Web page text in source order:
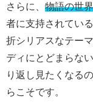
さらに、 物語の世
者に支持されてい
折シリアスなテー
ディにとどまらな
り返し見たくなる
らこそです。